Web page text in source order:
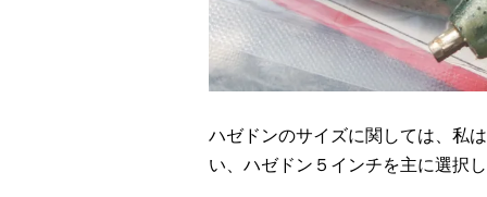
ハゼドンのサイズに関しては、私
い、ハゼドン５インチを主に選択